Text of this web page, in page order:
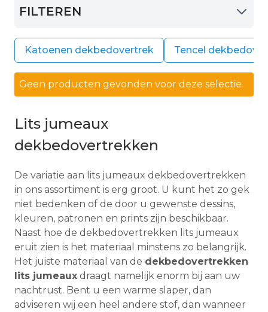
ontspannen nachtrust met een dekbedovertrek
FILTEREN
Katoenen dekbedovertrek Tencel
Geen producten gevonden voor deze selectie.
Lits jumeaux
dekbedovertrekken
De variatie aan lits jumeaux dekbedovertrekken
in ons assortiment is erg groot. U kunt het zo gek
niet bedenken of de door u gewenste dessins,
kleuren, patronen en prints zijn beschikbaar.
Naast hoe de dekbedovertrekken lits jumeaux
eruit zien is het materiaal minstens zo belangrijk.
Het juiste materiaal van de dekbedovertrekken
lits jumeaux draagt namelijk enorm bij aan uw
nachtrust. Bent u een warme slaper, dan
adviseren wij een heel andere stof, dan wanneer